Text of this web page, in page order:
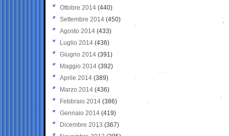
Ottobre 2014 (440)
Settembre 2014 (450)
Agosto 2014 (433)
Luglio 2014 (436)
Giugno 2014 (391)
Maggio 2014 (392)
Aprile 2014 (389)
Marzo 2014 (436)
Febbraio 2014 (386)
Gennaio 2014 (419)
Dicembre 2013 (367)